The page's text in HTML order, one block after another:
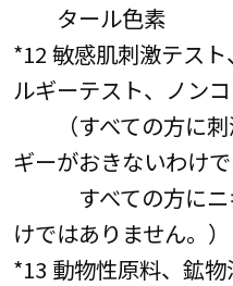
タール色素
*12 敏感肌刺激テス
ルギーテスト、ノン
（すべての方に刺
ギーがおきないわけで
すべての方にニ
けではありません。）
*13 動物性原料、鉱物